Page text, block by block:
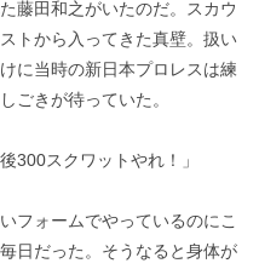
藤田和之がいたのだ。スカウ
トから入ってきた真壁。扱い
に当時の新日本プロレスは練
ごきが待っていた。
300スクワットやれ！」
フォームでやっているのにこ
日だった。そうなると身体が